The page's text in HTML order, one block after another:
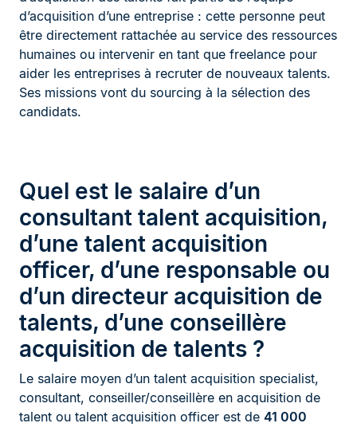
d’acquisition d’une entreprise : cette personne peut
être directement rattachée au service des ressources
humaines ou intervenir en tant que freelance pour
aider les entreprises à recruter de nouveaux talents.
Ses missions vont du sourcing à la sélection des
candidats.
Quel est le salaire d’un
consultant talent acquisition,
d’une talent acquisition
officer, d’une responsable ou
d’un directeur acquisition de
talents, d’une conseillère
acquisition de talents ?
Le salaire moyen d’un talent acquisition specialist,
consultant, conseiller/conseillère en acquisition de
talent ou talent acquisition officer est de 41 000